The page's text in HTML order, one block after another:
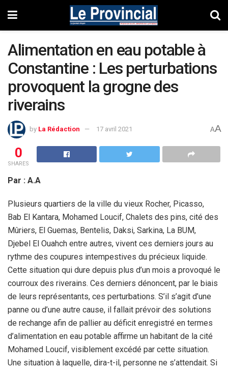
Alimentation en eau potable à
Constantine : Les perturbations
provoquent la grogne des
riverains
by La Rédaction 17 avril 2021 AA
0
SHARES
Par : A.A
Plusieurs quartiers de la ville du vieux Rocher, Picasso,
Bab El Kantara, Mohamed Loucif, Chalets des pins, cité des
Mûriers, El Guemas, Bentelis, Daksi, Sarkina, La BUM,
Djebel El Ouahch entre autres, vivent ces derniers jours au
rythme des coupures intempestives du précieux liquide.
Cette situation qui dure depuis plus d’un mois a provoqué le
courroux des riverains. Ces derniers dénoncent, par le biais
de leurs représentants, ces perturbations. S’il s’agit d’une
panne ou d’une autre cause, il fallait prévoir des solutions
de rechange afin de pallier au déficit enregistré en termes
d’alimentation en eau potable affirme un habitant de la cité
Mohamed Loucif, visiblement excédé par cette situation.
Une situation à laquelle, dira-t-il, personne ne s’attendait. Si